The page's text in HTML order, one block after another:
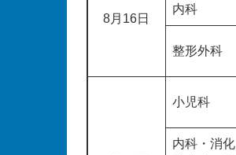
8月16日
内科
整形外科
小児科
内科・消化